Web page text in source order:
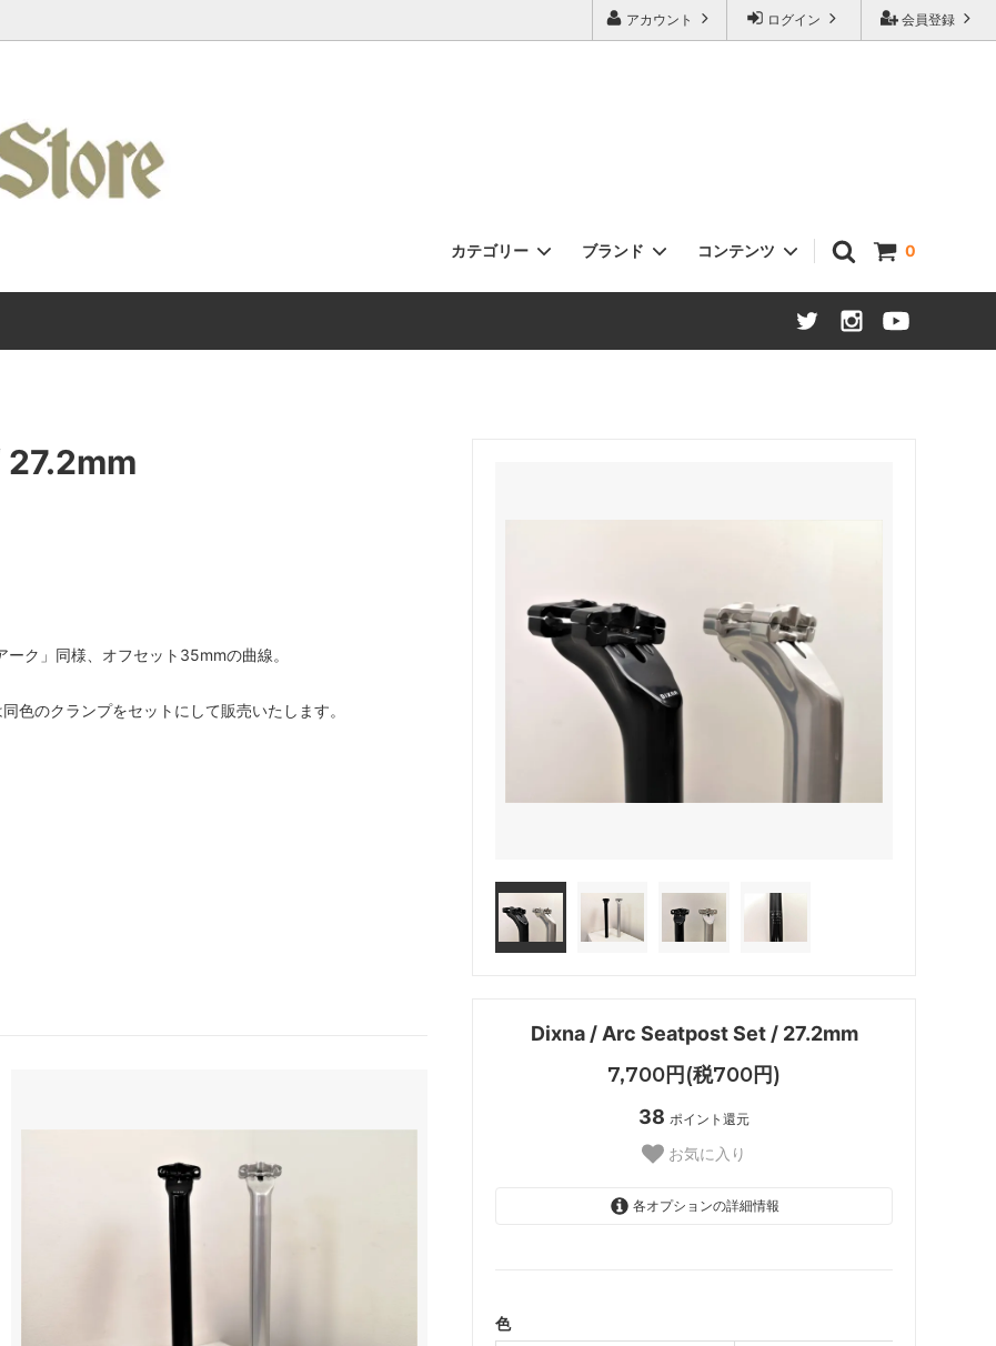
会員登録
ログイン
アカウント
0
カテゴリー
ット / 完成車
/ バーテープ
ブランド
/ Swamp Soft Goods
コンテンツ
/ よくある質問・取付車両カ
Dixna / Arc Seatpost Set / 27.2mm
7,700円(税700円)
38 ポイント還元
お気に入り
各オプションの詳細情報
色
ク」同様、オフセット35mmの曲線。
色のクランプをセットにして販売いたします。